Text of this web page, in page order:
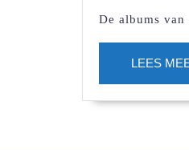
De albums
LEES